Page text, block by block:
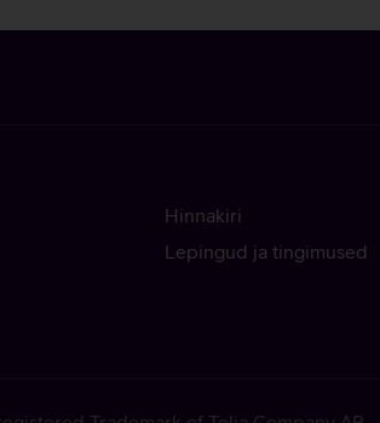
Hinnakiri
Lepingud ja tingimused